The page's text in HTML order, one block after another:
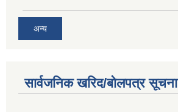
अन्य
सार्वजनिक खरिद/बोलपत्र सूचना